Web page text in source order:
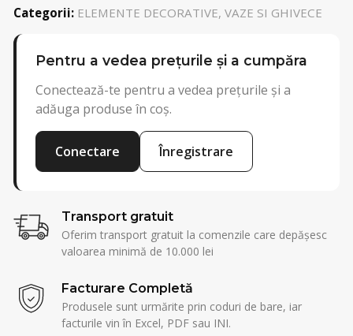
Categorii: ELEMENTE DECORATIVE, VAZE SI GHIVECE
Pentru a vedea prețurile și a cumpăra
Conectează-te pentru a vedea prețurile și a
adăuga produse în coș.
Conectare Înregistrare
Transport gratuit
Oferim transport gratuit la comenzile care depășesc
valoarea minimă de 10.000 lei
Facturare Completă
Produsele sunt urmărite prin coduri de bare, iar
facturile vin în Excel, PDF sau INI.